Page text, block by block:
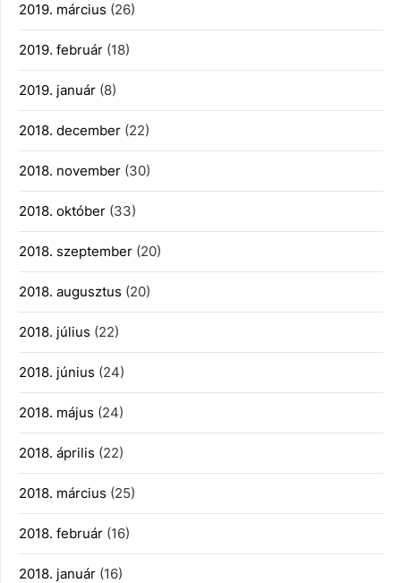
2019. március (26)
2019. február (18)
2019. január (8)
2018. december (22)
2018. november (30)
2018. október (33)
2018. szeptember (20)
2018. augusztus (20)
2018. július (22)
2018. június (24)
2018. május (24)
2018. április (22)
2018. március (25)
2018. február (16)
2018. január (16)